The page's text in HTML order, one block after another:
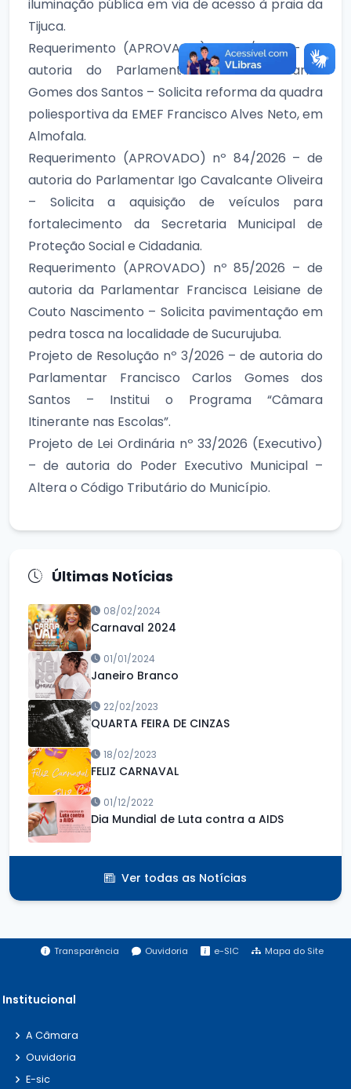
iluminação pública em via de acesso à praia da
Tijuca.
Requerimento (APROVADO) nº 83/2026 – de
autoria do Parlamentar Francisco Carlos
Gomes dos Santos – Solicita reforma da quadra
poliesportiva da EMEF Francisco Alves Neto, em
Almofala.
Requerimento (APROVADO) nº 84/2026 – de
autoria do Parlamentar Igo Cavalcante Oliveira
– Solicita a aquisição de veículos para
fortalecimento da Secretaria Municipal de
Proteção Social e Cidadania.
Requerimento (APROVADO) nº 85/2026 – de
autoria da Parlamentar Francisca Leisiane de
Couto Nascimento – Solicita pavimentação em
pedra tosca na localidade de Sucurujuba.
Projeto de Resolução nº 3/2026 – de autoria do
Parlamentar Francisco Carlos Gomes dos
Santos – Institui o Programa “Câmara
Itinerante nas Escolas”.
Projeto de Lei Ordinária nº 33/2026 (Executivo)
– de autoria do Poder Executivo Municipal –
Altera o Código Tributário do Município.
Últimas Notícias
08/02/2024
Carnaval 2024
01/01/2024
Janeiro Branco
22/02/2023
QUARTA FEIRA DE CINZAS
18/02/2023
FELIZ CARNAVAL
01/12/2022
Dia Mundial de Luta contra a AIDS
Ver todas as Notícias
Transparência Ouvidoria e-SIC Mapa do Site
Institucional
A Câmara
Ouvidoria
E-sic